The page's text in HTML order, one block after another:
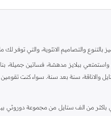
بالتنوع والتصاميم الانثوية، والتي
ببلايز مدهشة، فساتين جميلة،
والاناقة، سنة بعد سنة. سواء كنت
من الف ستايل من مجموعة دوروثي